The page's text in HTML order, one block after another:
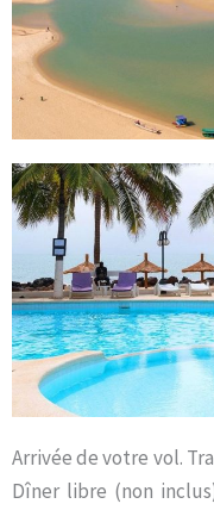
Arrivée de votre vol.
Dîner libre (non